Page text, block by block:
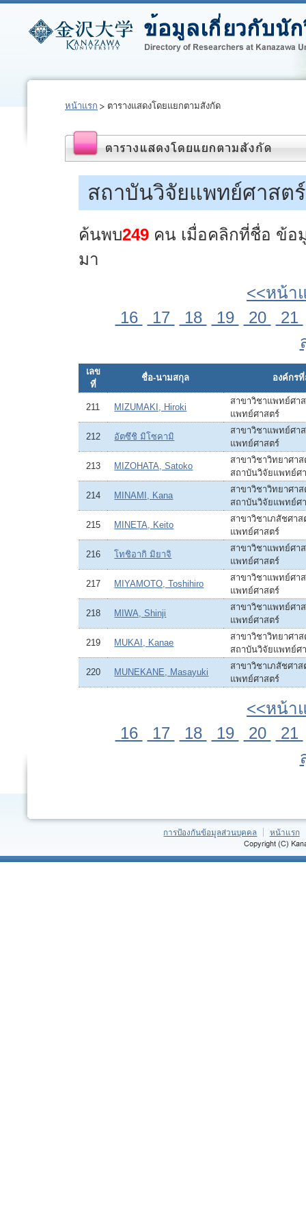
หน้าแรก ตารางแสดงโดยแยกตามสังกัด
สถาบันวิจัยแพทย์ศาสตร์
ค้นพบ249 คน เมื่อคลิกที่ชื่อ ข้อ
มา
<<หน้า
16
17 18 19 20
21
เลข
ที่
ชื่อ-นามสกุล องค์กร
211 MIZUMAKI, Hiroki
สาขาวิชาแพทย์ศา
แพทย์ศาสตร์
212 อัตซึชิ มิโซคามิ
สาขาวิชาแพทย์ศา
แพทย์ศาสตร์
213 MIZOHATA, Satoko
สาขาวิชาวิทยาศา
สถาบันวิจัยแพทย์ศ
214 MINAMI, Kana
สาขาวิชาวิทยาศา
สถาบันวิจัยแพทย์ศ
215 MINETA, Keito
สาขาวิชาเภสัชศา
แพทย์ศาสตร์
216 โทชิอากิ มิยาจิ
สาขาวิชาแพทย์ศา
แพทย์ศาสตร์
217 MIYAMOTO, Toshihiro
สาขาวิชาแพทย์ศา
แพทย์ศาสตร์
218 MIWA, Shinji
สาขาวิชาแพทย์ศา
แพทย์ศาสตร์
219 MUKAI, Kanae
สาขาวิชาวิทยาศา
สถาบันวิจัยแพทย์ศ
220 MUNEKANE, Masayuki
สาขาวิชาเภสัชศา
แพทย์ศาสตร์
<<หน้า
16
17 18 19 20
21
การป้องกันข้อมูลส่วนบุคคล หน้าแรก